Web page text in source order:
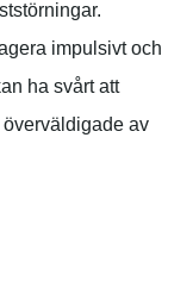
impulsivt och
ha svårt att
av